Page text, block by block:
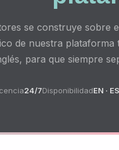
se construye sobre
de nuestra
para que siempre
24/7DisponibilidadEN · ES